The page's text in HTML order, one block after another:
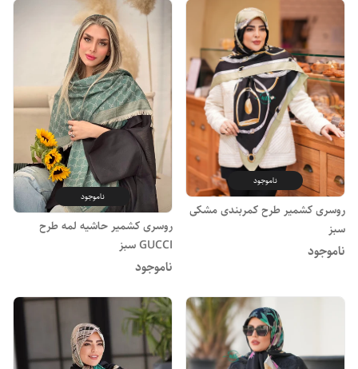
ناموجود
روسری کشمیر طرح کمربندی مشکی
سبز
ناموجود
ناموجود
روسری کشمیر حاشیه لمه طرح
GUCCI سبز
ناموجود